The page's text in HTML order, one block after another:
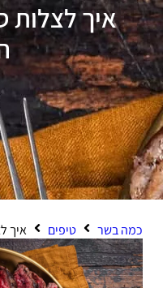
איך לצלות
בשר טיפים איך לצלות